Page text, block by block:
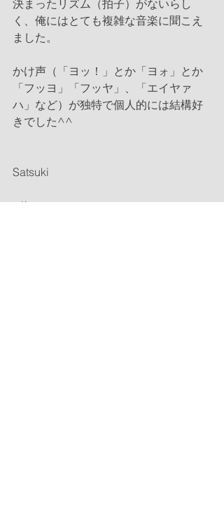
決まったリズム（拍子）がないらし
く、俺にはとても複雑な音楽に聞こえ
ました。
かけ声（「ヨッ！」とか「ヨォ」とか
「フッヨ」「フッヤ」、「エイヤァ
ハ」など）が独特で個人的には結構好
きでした^^
Satsuki
その他